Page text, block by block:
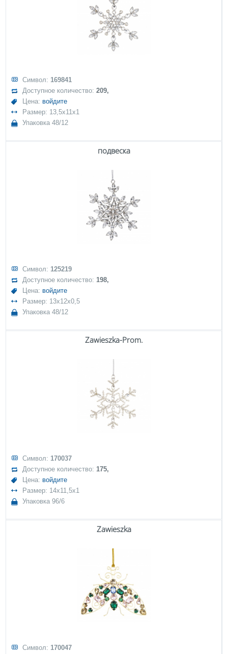
Символ: 169841
Доступное количество:209,
Цена: войдите
Размер: 13,5x11x1
Упаковка 48/12
подвеска
Символ: 125219
Доступное количество:198,
Цена: войдите
Размер: 13x12x0,5
Упаковка 48/12
Zawieszka-Prom.
Символ: 170037
Доступное количество:175,
Цена: войдите
Размер: 14x11,5x1
Упаковка 96/6
Zawieszka
Символ: 170047